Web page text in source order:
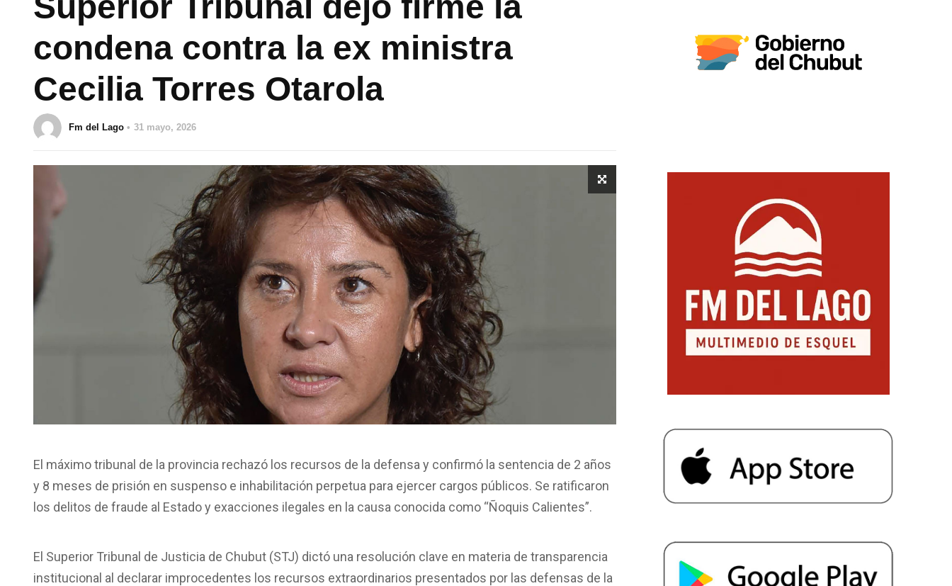
condena contra la ex ministra
Cecilia Torres Otarola
Fm del Lago 31 mayo, 2026
El máximo tribunal de la provincia rechazó los recursos de la defensa y confirmó la sentencia de 2 años
y 8 meses de prisión en suspenso e inhabilitación perpetua para ejercer cargos públicos. Se ratificaron
los delitos de fraude al Estado y exacciones ilegales en la causa conocida como “Ñoquis Calientes”.
El Superior Tribunal de Justicia de Chubut (STJ) dictó una resolución clave en materia de transparencia
institucional al declarar improcedentes los recursos extraordinarios presentados por las defensas de la